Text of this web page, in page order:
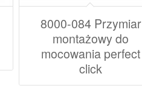
8000-084 Przymiar
montażowy do
mocowania perfect
click